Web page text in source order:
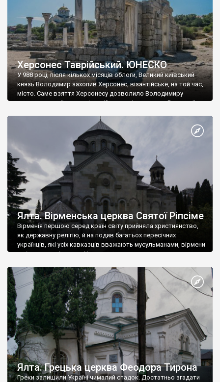
Херсонес Таврійський. ЮНЕСКО
У 988 році, після кількох місяців облоги, Великий київський
князь Володимир захопив Херсонес, візантійське, на той час,
місто. Саме взяття Херсонесу дозволило Володимиру
диктувати свої умови візантійському імператору Василю ІІ, та
Херсонесі Володимир-язичник, став Василем-християнином.
А потім було Хрещення Русі. На честь Херсонесу Таврійського
Ялта. Вірменська церква Святої Ріпсіме
Вірменія першою серед країн світу прийняла християнство,
як державну релігію, й на подив багатьох пересічних
українців, які усіх кавказців вважають мусульманами, вірмени
є відданими вірянами Христа
Ялта. Грецька церква Феодора Тирона
Греки залишили Україні чималий спадок. Достатньо згадати